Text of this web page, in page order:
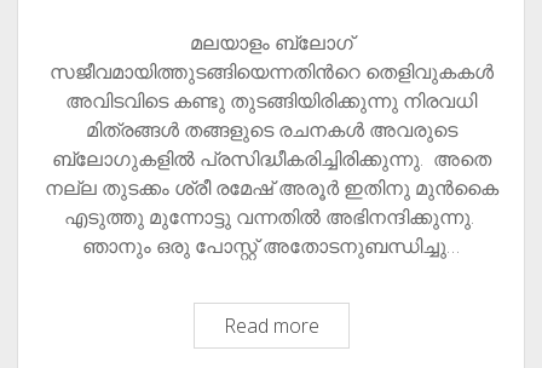
മലയാളം ബ്ലോഗ്
സജീവമായിത്തുടങ്ങിയെന്നതിൻറെ തെളിവുകകൾ
അവിടവിടെ കണ്ടു തുടങ്ങിയിരിക്കുന്നു നിരവധി
മിത്രങ്ങൾ തങ്ങളുടെ രചനകൾ അവരുടെ
ബ്ലോഗുകളിൽ പ്രസിദ്ധീകരിച്ചിരിക്കുന്നു. അതെ
നല്ല തുടക്കം ശ്രീ രമേഷ് അരൂർ ഇതിനു മുൻകൈ
എടുത്തു മുന്നോട്ടു വന്നതിൽ അഭിനന്ദിക്കുന്നു.
ഞാനും ഒരു പോസ്റ്റ് അതോടനുബന്ധിച്ചു…
Read moreബൂലോകത്തിലെ
ഏരിയല്‍